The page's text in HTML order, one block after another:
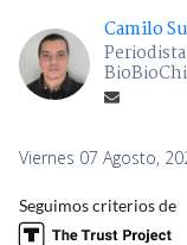
Camilo
Viernes 07 Agosto,
Seguimos criterios de